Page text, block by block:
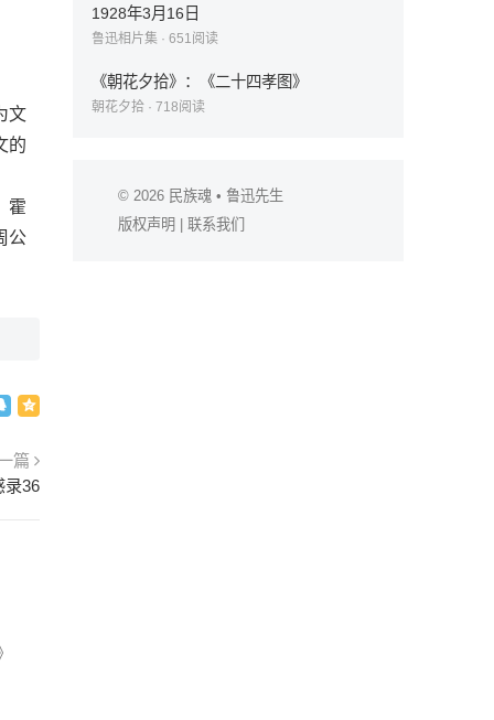
文
的
霍
公
篇
录36
1928年3月16日
鲁迅相片集 · 651阅读
《朝花夕拾》：《二十四孝图》
朝花夕拾 · 718阅读
© 2026 民族魂 • 鲁迅先生
版权声明
联系我们